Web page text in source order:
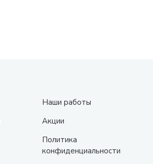
Наши работы
Акции
Политика
конфиденциальности